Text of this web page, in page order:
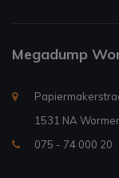
Megadump
1531 NA Wormer
075 - 74 000 20